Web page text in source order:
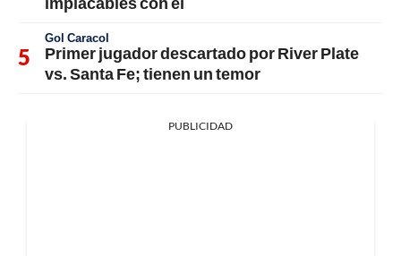
Gol Caracol
Primer jugador descartado por River Plate
vs. Santa Fe; tienen un temor
PUBLICIDAD